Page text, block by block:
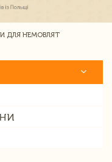
ДЛЯ НЕМОВЛЯТ